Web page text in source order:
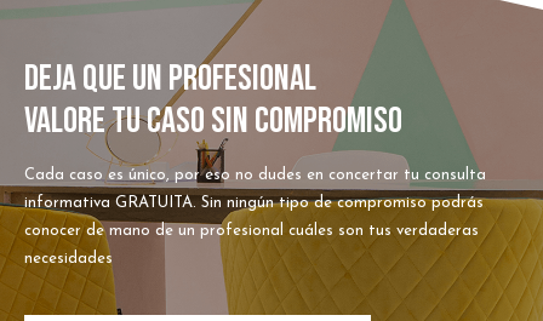
DEJA QUE UN PROFESIONAL
VALORE TU CASO SIN COMPROMISO
Cada caso es único, por eso no dudes en concertar tu consulta
informativa GRATUITA. Sin ningún tipo de compromiso podrás
conocer de mano de un profesional cuáles son tus verdaderas
necesidades